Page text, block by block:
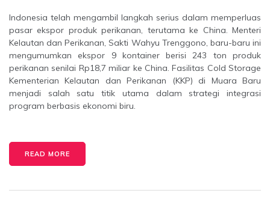
Indonesia telah mengambil langkah serius dalam memperluas
pasar ekspor produk perikanan, terutama ke China. Menteri
Kelautan dan Perikanan, Sakti Wahyu Trenggono, baru-baru ini
mengumumkan ekspor 9 kontainer berisi 243 ton produk
perikanan senilai Rp18,7 miliar ke China. Fasilitas Cold Storage
Kementerian Kelautan dan Perikanan (KKP) di Muara Baru
menjadi salah satu titik utama dalam strategi integrasi
program berbasis ekonomi biru.
READ MORE